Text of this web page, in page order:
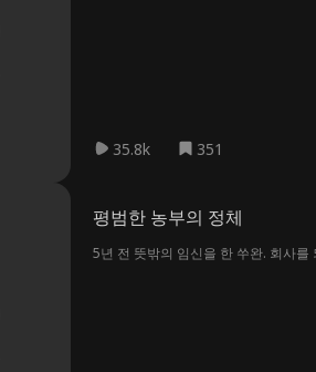
35.8k 351
평범한 농부의 정체
5년 전 뜻밖의 임신을 한 쑤완. 회사